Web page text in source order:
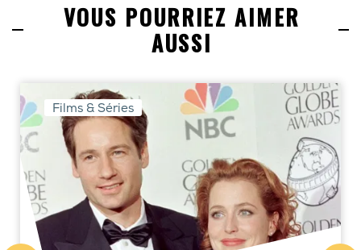
VOUS POURRIEZ AIMER
AUSSI
Films & Séries